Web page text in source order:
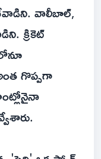
వాలీబాల్,
క్రికెట్
గొప్పగా